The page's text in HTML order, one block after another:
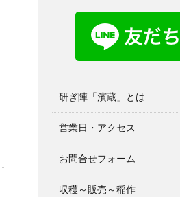
研ぎ陣「濱蔵」とは
営業日・アクセス
お問合せフォーム
収穫～販売～稲作